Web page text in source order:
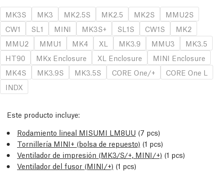
MK3S
MK3 MK2.5S MK2.5 MK2S
MMU2S
CW1
SL1 MINI MK3S+ SL1S CW1S
MK2
MMU2
MMU1 MK4 XL MK3.9 MMU3
MK3.5
HT90
MKx Enclosure XL Enclosure
MINI Enclosure
MK4S
MK3.9S MK3.5S CORE One/+
CORE One L
INDX
Este producto incluye:
Rodamiento lineal MISUMI LM8UU (7 pcs)
Tornillería MINI+ (bolsa de repuesto) (1 pcs)
Ventilador de impresión (MK3/S/+, MINI/+) (1 pcs)
Ventilador del fusor (MINI/+) (1 pcs)